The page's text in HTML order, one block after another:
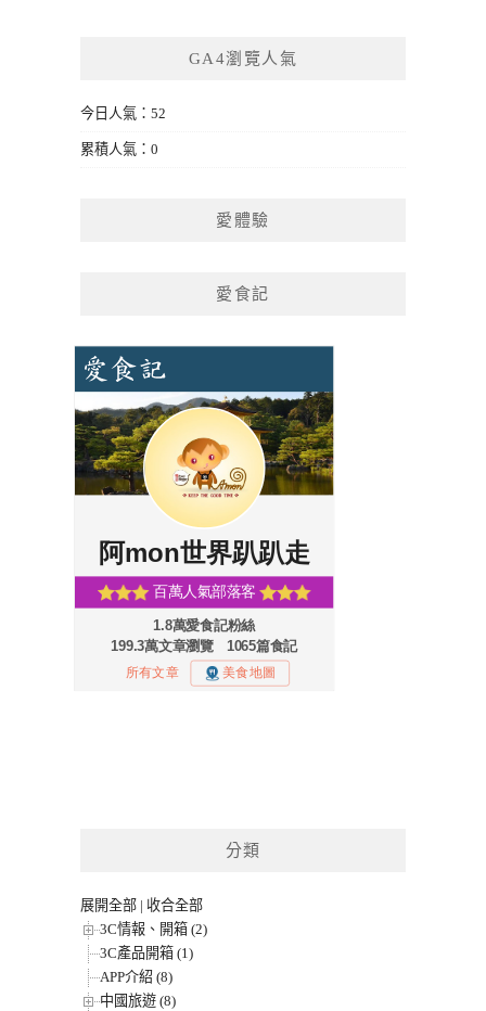
GA4瀏覽人氣
今日人氣：52
累積人氣：0
愛體驗
愛食記
分類
展開全部 | 收合全部
3C情報、開箱 (2)
3C產品開箱 (1)
APP介紹 (8)
中國旅遊 (8)